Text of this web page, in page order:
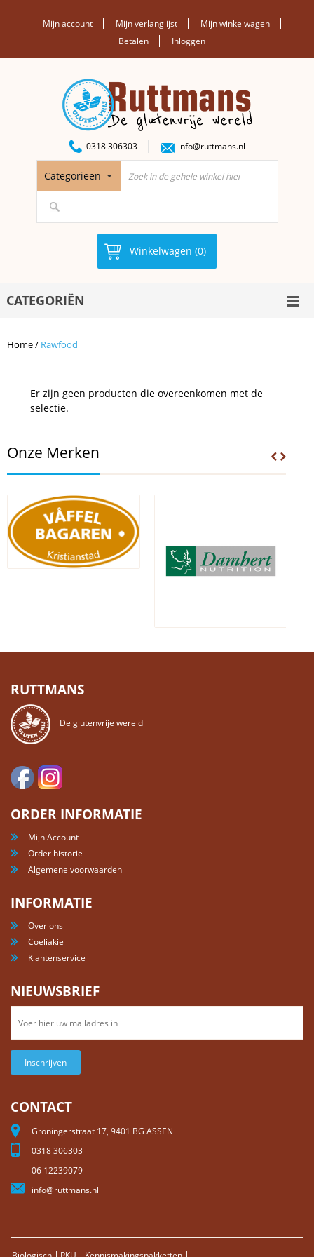
Mijn account Mijn verlanglijst
Mijn winkelwagen
Betalen
Inloggen
0318 306303 info@ruttmans.nl
Categorieën
Winkelwagen (0)
CATEGORIËN
Home/ Rawfood
Er zijn geen producten die overeenkomen met de
selectie.
Onze Merken
RUTTMANS
De glutenvrije wereld
ORDER INFORMATIE
Mijn Account
Order historie
Algemene voorwaarden
INFORMATIE
Over ons
Coeliakie
Klantenservice
NIEUWSBRIEF
Inschrijven
CONTACT
Groningerstraat 17, 9401 BG ASSEN
0318 306303
06 12239079
info@ruttmans.nl